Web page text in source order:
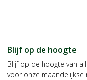
Blijf op de hoogte
Blijf op de hoogte van
voor onze maandelijkse